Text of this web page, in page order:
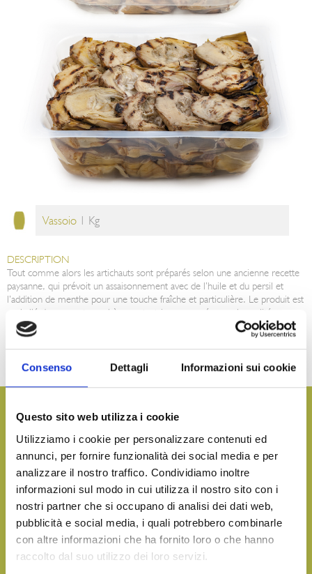
Consenso Dettagli Informazioni sui cookie
Questo sito web utilizza i cookie
Utilizziamo i cookie per personalizzare contenuti ed
annunci, per fornire funzionalità dei social media e per
analizzare il nostro traffico. Condividiamo inoltre
informazioni sul modo in cui utilizza il nostro sito con i
nostri partner che si occupano di analisi dei dati web,
pubblicità e social media, i quali potrebbero combinarle
con altre informazioni che ha fornito loro o che hanno
raccolto dal suo utilizzo dei loro servizi.
Vassoio 1 Kg
DESCRIPTION
Tout comme alors les artichauts sont préparés selon une ancienne recette
paysanne, qui prévoit un assaisonnement avec de l’huile et du persil et
l’addition de menthe pour une touche fraîche et particulière. Le produit est
emballé dans une atmosphère protectrice pour préserver la qualité.
RECOMMANDATIONS POUR LA CONSOMMATION
Grâce à leur saveur légère et estivale, les artichauts à la paysanne sont
accompagnement pour tout deuxième assiettée.
CONTACTEZ-NOUS
Apportez le goût de la mer sur votre table, en toute
occasion
TÉLÉCHARGEZ NOTRE CATALOGUE ET DÉCOUVREZ TOUS